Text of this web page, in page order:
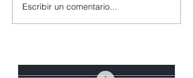
Andar por casa.
Documental de Radio
Escribir un comentario...